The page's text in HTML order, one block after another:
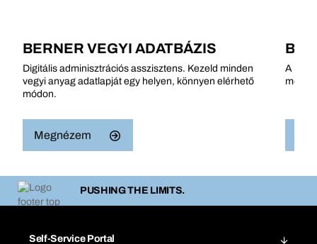
BERNER VEGYI ADATBÁZIS
Digitális adminisztrációs asszisztens. Kezeld minden
vegyi anyag adatlapját egy helyen, könnyen elérhető
módon.
Megnézem
A te
meg
PUSHING THE LIMITS.
Self-Service Portal